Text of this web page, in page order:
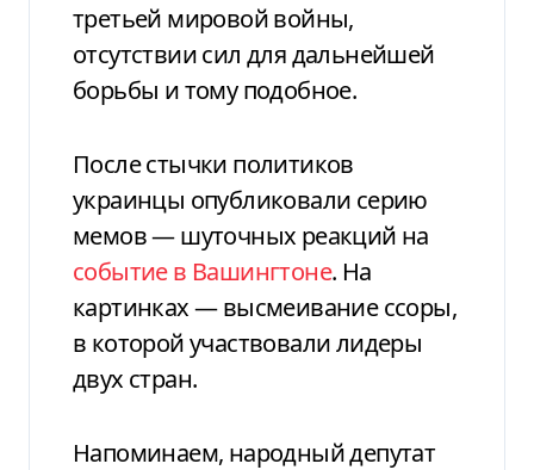
третьей мировой войны,
отсутствии сил для дальнейшей
борьбы и тому подобное.
После стычки политиков
украинцы опубликовали серию
мемов — шуточных реакций на
событие в Вашингтоне. На
картинках — высмеивание ссоры,
в которой участвовали лидеры
двух стран.
Напоминаем, народный депутат